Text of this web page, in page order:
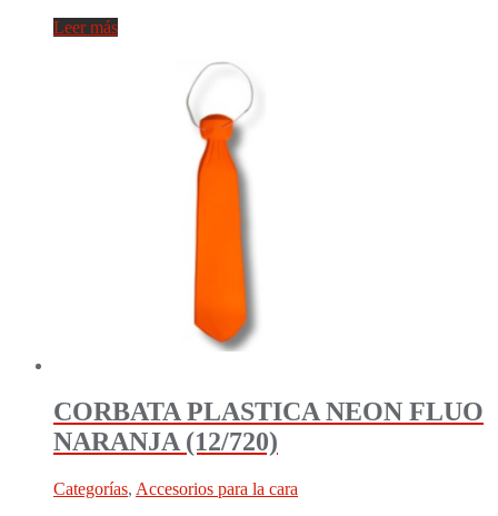
Leer más
CORBATA PLASTICA NEON FLUO
NARANJA (12/720)
Categorías, Accesorios para la cara